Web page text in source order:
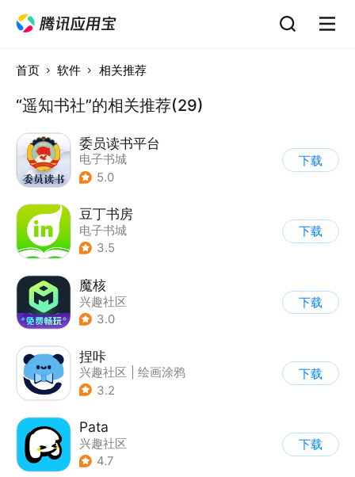
首页 软件 相关推荐
“遥知书社”的相关推荐(29)
委员读书平台
电子书城
5.0
下载
豆丁书房
电子书城
3.5
下载
魔核
兴趣社区
3.0
下载
捏咔
兴趣社区
绘画涂鸦
3.2
下载
Pata
兴趣社区
4.7
下载